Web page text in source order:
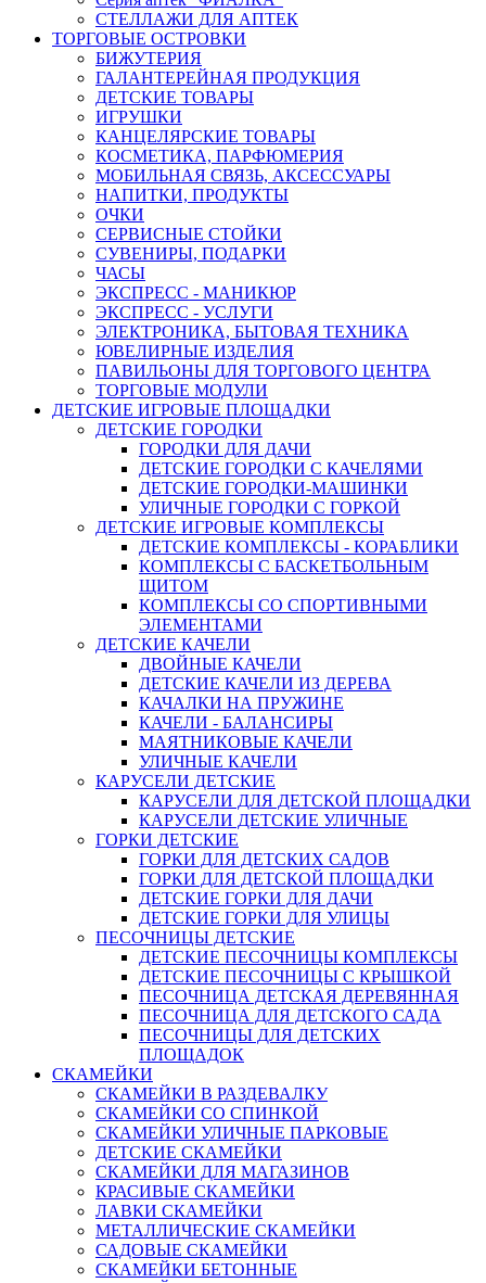
СТЕЛЛАЖИ ДЛЯ АПТЕК
ТОРГОВЫЕ ОСТРОВКИ
БИЖУТЕРИЯ
ГАЛАНТЕРЕЙНАЯ ПРОДУКЦИЯ
ДЕТСКИЕ ТОВАРЫ
ИГРУШКИ
КАНЦЕЛЯРСКИЕ ТОВАРЫ
КОСМЕТИКА, ПАРФЮМЕРИЯ
МОБИЛЬНАЯ СВЯЗЬ, АКСЕССУАРЫ
НАПИТКИ, ПРОДУКТЫ
ОЧКИ
СЕРВИСНЫЕ СТОЙКИ
СУВЕНИРЫ, ПОДАРКИ
ЧАСЫ
ЭКСПРЕСС - МАНИКЮР
ЭКСПРЕСС - УСЛУГИ
ЭЛЕКТРОНИКА, БЫТОВАЯ ТЕХНИКА
ЮВЕЛИРНЫЕ ИЗДЕЛИЯ
ПАВИЛЬОНЫ ДЛЯ ТОРГОВОГО ЦЕНТРА
ТОРГОВЫЕ МОДУЛИ
ДЕТСКИЕ ИГРОВЫЕ ПЛОЩАДКИ
ДЕТСКИЕ ГОРОДКИ
ГОРОДКИ ДЛЯ ДАЧИ
ДЕТСКИЕ ГОРОДКИ С КАЧЕЛЯМИ
ДЕТСКИЕ ГОРОДКИ-МАШИНКИ
УЛИЧНЫЕ ГОРОДКИ С ГОРКОЙ
ДЕТСКИЕ ИГРОВЫЕ КОМПЛЕКСЫ
ДЕТСКИЕ КОМПЛЕКСЫ - КОРАБЛИКИ
КОМПЛЕКСЫ С БАСКЕТБОЛЬНЫМ
ЩИТОМ
КОМПЛЕКСЫ СО СПОРТИВНЫМИ
ЭЛЕМЕНТАМИ
ДЕТСКИЕ КАЧЕЛИ
ДВОЙНЫЕ КАЧЕЛИ
ДЕТСКИЕ КАЧЕЛИ ИЗ ДЕРЕВА
КАЧАЛКИ НА ПРУЖИНЕ
КАЧЕЛИ - БАЛАНСИРЫ
МАЯТНИКОВЫЕ КАЧЕЛИ
УЛИЧНЫЕ КАЧЕЛИ
КАРУСЕЛИ ДЕТСКИЕ
КАРУСЕЛИ ДЛЯ ДЕТСКОЙ ПЛОЩАДКИ
КАРУСЕЛИ ДЕТСКИЕ УЛИЧНЫЕ
ГОРКИ ДЕТСКИЕ
ГОРКИ ДЛЯ ДЕТСКИХ САДОВ
ГОРКИ ДЛЯ ДЕТСКОЙ ПЛОЩАДКИ
ДЕТСКИЕ ГОРКИ ДЛЯ ДАЧИ
ДЕТСКИЕ ГОРКИ ДЛЯ УЛИЦЫ
ПЕСОЧНИЦЫ ДЕТСКИЕ
ДЕТСКИЕ ПЕСОЧНИЦЫ КОМПЛЕКСЫ
ДЕТСКИЕ ПЕСОЧНИЦЫ С КРЫШКОЙ
ПЕСОЧНИЦА ДЕТСКАЯ ДЕРЕВЯННАЯ
ПЕСОЧНИЦА ДЛЯ ДЕТСКОГО САДА
ПЕСОЧНИЦЫ ДЛЯ ДЕТСКИХ
ПЛОЩАДОК
СКАМЕЙКИ
СКАМЕЙКИ В РАЗДЕВАЛКУ
СКАМЕЙКИ СО СПИНКОЙ
СКАМЕЙКИ УЛИЧНЫЕ ПАРКОВЫЕ
ДЕТСКИЕ СКАМЕЙКИ
СКАМЕЙКИ ДЛЯ МАГАЗИНОВ
КРАСИВЫЕ СКАМЕЙКИ
ЛАВКИ СКАМЕЙКИ
МЕТАЛЛИЧЕСКИЕ СКАМЕЙКИ
САДОВЫЕ СКАМЕЙКИ
СКАМЕЙКИ БЕТОННЫЕ